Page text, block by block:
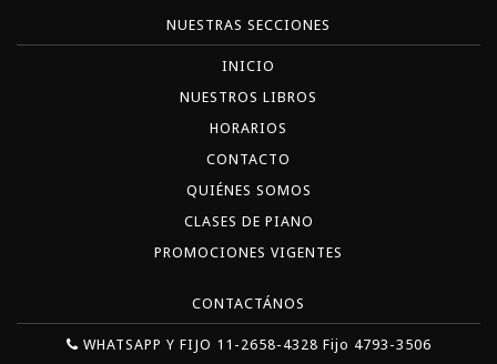
NUESTRAS SECCIONES
INICIO
NUESTROS LIBROS
HORARIOS
CONTACTO
QUIÉNES SOMOS
CLASES DE PIANO
PROMOCIONES VIGENTES
CONTACTÁNOS
WHATSAPP Y FIJO 11-2658-4328 Fijo 4793-3506